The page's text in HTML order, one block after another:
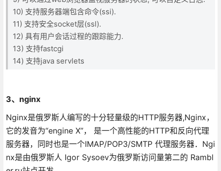
10) 支持服务器端包含命令(ssi).
11) 支持安全socket层(ssl).
12) 具有用户会话过程的跟踪能力.
13) 支持fastcgi
14) 支持java servlets
3、nginx
Nginx是俄罗斯人编写的十分轻量级的HTTP服务器,Nginx，
它的发音为“engine X”， 是一个高性能的HTTP和反向代理
服务器，同时也是一个IMAP/POP3/SMTP 代理服务器．Ngi
nx是由俄罗斯人 Igor Sysoev为俄罗斯访问量第二的 Rambl